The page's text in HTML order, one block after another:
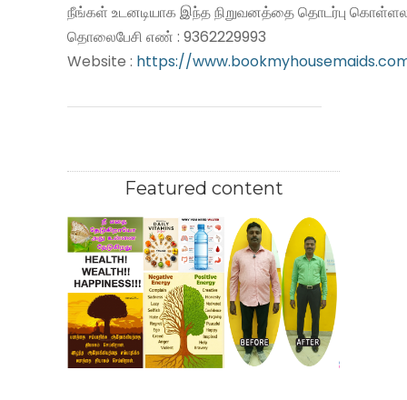
நீங்கள் உடனடியாக இந்த நிறுவனத்தை தொடர்பு
தொலைபேசி எண் : 9362229993
Website : https://
Featured content